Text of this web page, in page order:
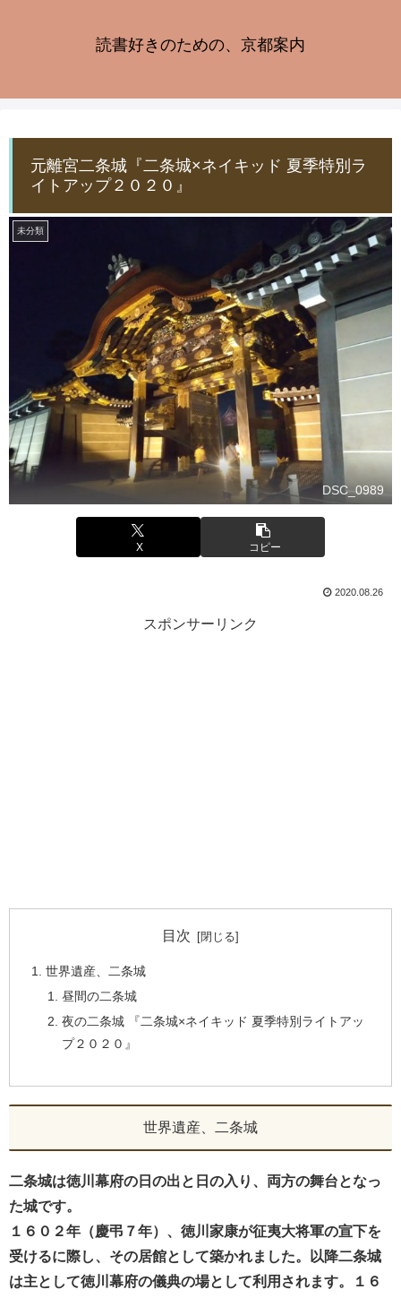
読書好きのための、京都案内
元離宮二条城『二条城×ネイキッド 夏季特別ラ
イトアップ２０２０』
未分類
DSC_0989
X コピー
2020.08.26
スポンサーリンク
目次
世界遺産、二条城
昼間の二条城
夜の二条城 『二条城×ネイキッド 夏季特別ライトアッ
プ２０２０』
世界遺産、二条城
二条城は徳川幕府の日の出と日の入り、両方の舞台となっ
た城です。
１６０２年（慶弔７年）、徳川家康が征夷大将軍の宣下を
受けるに際し、その居館として築かれました。以降二条城
は主として徳川幕府の儀典の場として利用されます。１６